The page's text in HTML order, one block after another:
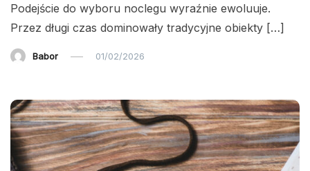
Podejście do wyboru noclegu wyraźnie ewoluuje.
Przez długi czas dominowały tradycyjne obiekty […]
Babor 01/02/2026